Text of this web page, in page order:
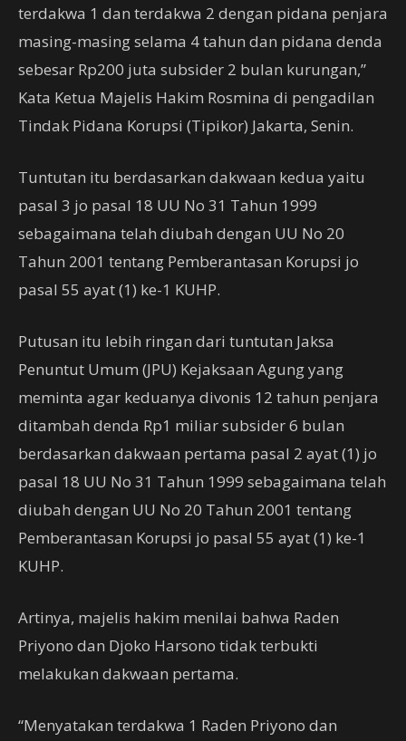
terdakwa 1 dan terdakwa 2 dengan pidana penjara
masing-masing selama 4 tahun dan pidana denda
sebesar Rp200 juta subsider 2 bulan kurungan,”
Kata Ketua Majelis Hakim Rosmina di pengadilan
Tindak Pidana Korupsi (Tipikor) Jakarta, Senin.
Tuntutan itu berdasarkan dakwaan kedua yaitu
pasal 3 jo pasal 18 UU No 31 Tahun 1999
sebagaimana telah diubah dengan UU No 20
Tahun 2001 tentang Pemberantasan Korupsi jo
pasal 55 ayat (1) ke-1 KUHP.
Putusan itu lebih ringan dari tuntutan Jaksa
Penuntut Umum (JPU) Kejaksaan Agung yang
meminta agar keduanya divonis 12 tahun penjara
ditambah denda Rp1 miliar subsider 6 bulan
berdasarkan dakwaan pertama pasal 2 ayat (1) jo
pasal 18 UU No 31 Tahun 1999 sebagaimana telah
diubah dengan UU No 20 Tahun 2001 tentang
Pemberantasan Korupsi jo pasal 55 ayat (1) ke-1
KUHP.
Artinya, majelis hakim menilai bahwa Raden
Priyono dan Djoko Harsono tidak terbukti
melakukan dakwaan pertama.
“Menyatakan terdakwa 1 Raden Priyono dan